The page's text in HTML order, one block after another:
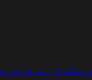
اپل رسید افزایش